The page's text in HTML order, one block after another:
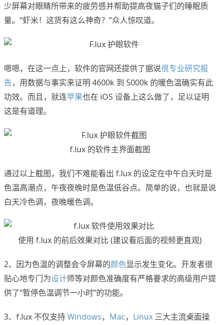
少屏幕对眼睛所带来的疲劳感并帮助提高夜猫子们的睡眠质
量。“虾米！这货有这么神奇？”众人惊叹道。
嗯嗯，在这一点上，软件的官网还提供了据说很专业研究报
告，用数据与事实来证明 4600k 到 5000k 的暖色温确实有此
功效。而且，就连苹果也在 iOS 设备上这么做了，足以证明
这是有道理。
f.lux 的软件主界面截图
通过以上截图，我们不难能看出 f.lux 的设定在中午白天时是
色温高潮点，午夜夜晚时是色温低谷点。简单的说，也就是说
白天冷色调，夜晚暖色调。
使用 f.lux 的前后效果对比 (建议看后面的视频更直观)
2、因为色温的调整会令屏幕的颜色显示发生变化。开发者很
贴心地专门为设计师等对颜色准确度有严格要求的高级用户提
供了“暂停色温调节一小时”的功能。
3、f.lux 不仅支持Windows， Mac， Linux 三大主流桌面操